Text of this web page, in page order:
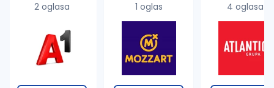
2 oglasa 1 oglas 4 oglasa